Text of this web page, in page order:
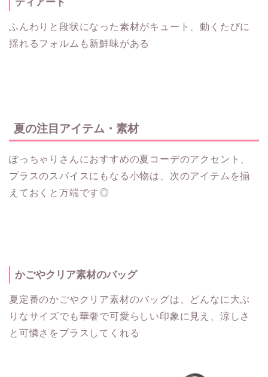
ふんわりと段状になった素材がキュート、動くたびに
揺れるフォルムも新鮮味がある
夏の注目アイテム・素材
ぽっちゃりさんにおすすめの夏コーデのアクセント、
プラスのスパイスにもなる小物は、次のアイテムを揃
えておくと万端です◎
かごやクリア素材のバッグ
夏定番のかごやクリア素材のバッグは、どんなに大ぶ
りなサイズでも華奢で可愛らしい印象に見え、涼しさ
と可憐さをプラスしてくれる